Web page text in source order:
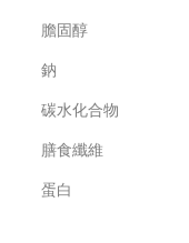
膽固醇
鈉
碳水化合物
膳食纖維
蛋白